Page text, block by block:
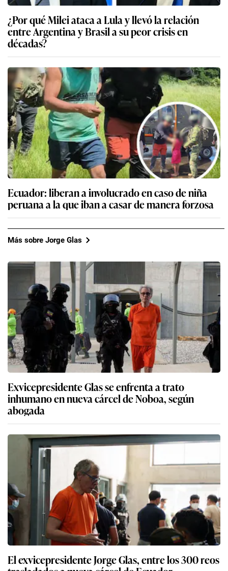
¿Por qué Milei ataca a Lula y llevó la relación
entre Argentina y Brasil a su peor crisis en
décadas?
Ecuador: liberan a involucrado en caso de niña
peruana a la que iban a casar de manera forzosa
Más sobre Jorge Glas
Exvicepresidente Glas se enfrenta a trato
inhumano en nueva cárcel de Noboa, según
abogada
El exvicepresidente Jorge Glas, entre los 300 reos